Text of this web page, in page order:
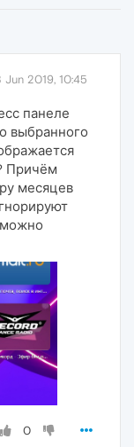
Jun 2019, 10:45
панеле
выбранного
Причём
месяцев
0